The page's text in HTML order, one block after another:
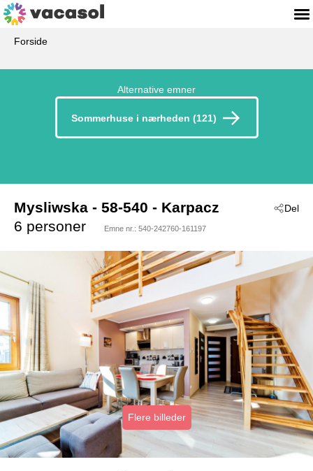
Forside
Alternative emner
Sommerhuse i nærheden (121)
Del
Mysliwska - 58-540 - Karpacz
6 personer
Emne nr.: 540-242760-161197
Flere billeder